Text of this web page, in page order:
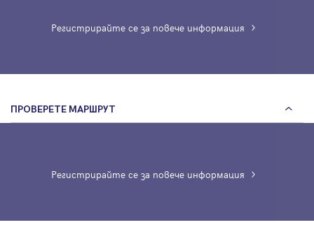
Регистрирайте се за повече информация
ПРОВЕРЕТЕ МАРШРУТ
Регистрирайте се за повече информация